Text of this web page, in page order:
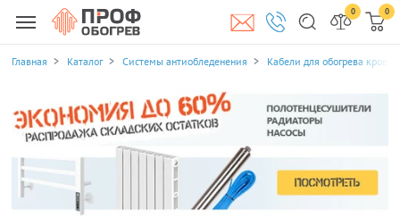
0 0
Главная Каталог Системы антиобледенения Кабели для обогрева